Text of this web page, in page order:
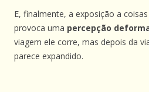
E, finalmente, a exposição a
provoca uma percepção
viagem ele corre, mas depois da
parece expandido.